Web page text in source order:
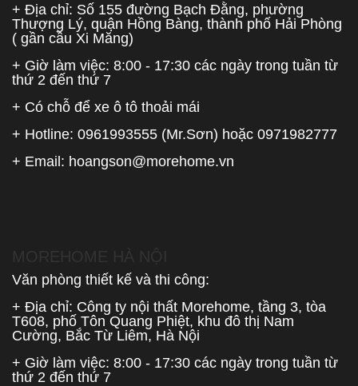
+ Địa chỉ: Số 155 đường Bạch Đằng, phường
Thượng Lý, quận Hồng Bàng, thành phố Hải Phòng
( gần cầu Xi Măng)
+ Giờ làm việc: 8:00 - 17:30 các ngày trong tuần từ
thứ 2 đến thứ 7
+ Có chỗ để xe ô tô thoải mái
+ Hotline: 0961993555 (Mr.Sơn) hoặc 0971982777
+ Email: hoangson@morehome.vn
Văn phòng thiết kế và thi công:
+ Địa chỉ: Công ty nội thất Morehome, tầng 3, tòa
T608, phố Tôn Quang Phiệt, khu đô thị Nam
Cường, Bắc Từ Liêm, Hà Nội
+ Giờ làm việc: 8:00 - 17:30 các ngày trong tuần từ
thứ 2 đến thứ 7